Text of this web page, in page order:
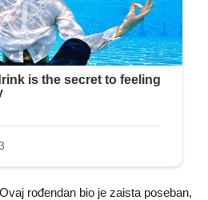
rođendan bio je zaista poseban,